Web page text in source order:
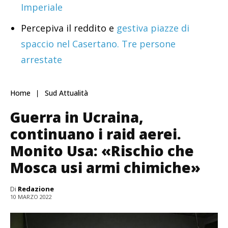
Imperiale
Percepiva il reddito e gestiva piazze di
spaccio nel Casertano. Tre persone
arrestate
Home Sud Attualità
Guerra in Ucraina,
continuano i raid aerei.
Monito Usa: «Rischio che
Mosca usi armi chimiche»
Di Redazione
10 MARZO 2022